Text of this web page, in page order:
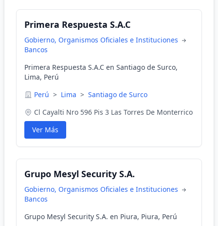
Primera Respuesta S.A.C
Gobierno, Organismos Oficiales e Instituciones
Bancos
Primera Respuesta S.A.C en Santiago de Surco,
Lima, Perú
Perú > Lima > Santiago de Surco
Cl Cayalti Nro 596 Pis 3 Las Torres De Monterrico
Ver Más
Grupo Mesyl Security S.A.
Gobierno, Organismos Oficiales e Instituciones
Bancos
Grupo Mesyl Security S.A. en Piura, Piura, Perú